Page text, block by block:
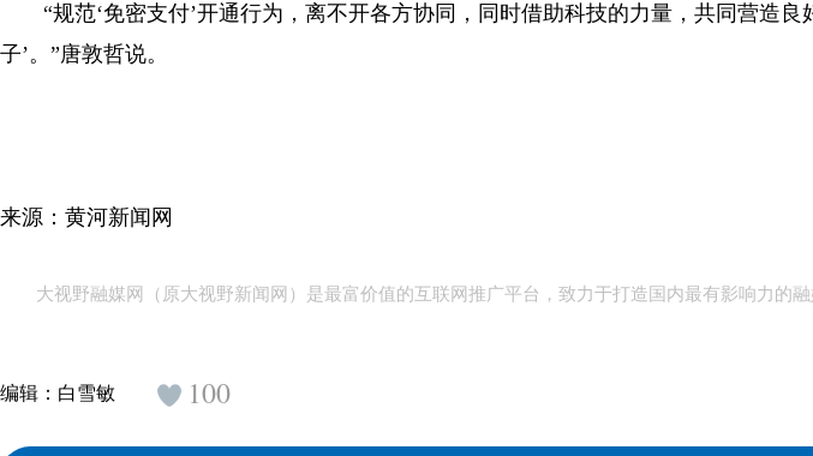
“规范‘免密支付’开通行为，离不开各方协同，同时借助科技的力量，共同营造良
子’。”唐敦哲说。
来源：黄河新闻网
大视野融媒网（原大视野新闻网）是最富价值的互联网推广平台，致力于打造国内最有影响力的融
编辑： 白雪敏 100